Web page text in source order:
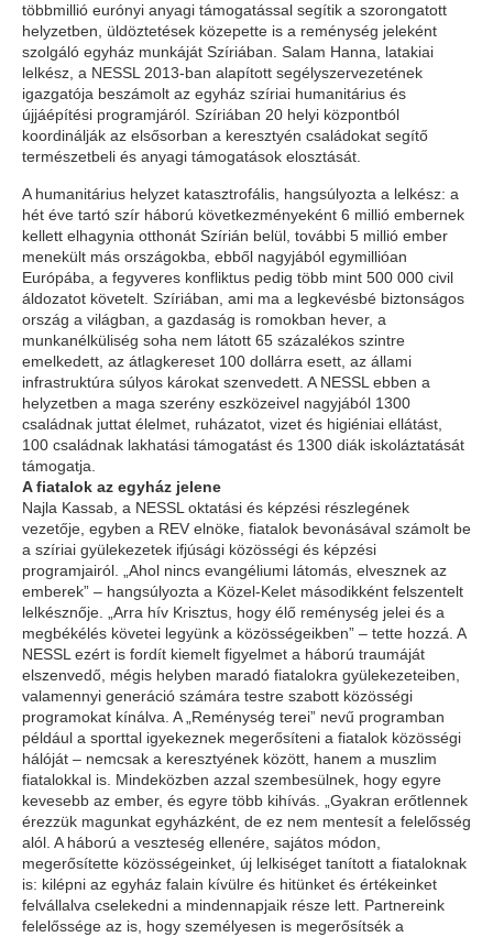
többmillió eurónyi anyagi támogatással segítik a szorongatott
helyzetben, üldöztetések közepette is a reménység jeleként
szolgáló egyház munkáját Szíriában. Salam Hanna, latakiai
lelkész, a NESSL 2013-ban alapított segélyszervezetének
igazgatója beszámolt az egyház szíriai humanitárius és
újjáépítési programjáról. Szíriában 20 helyi központból
koordinálják az elsősorban a keresztyén családokat segítő
természetbeli és anyagi támogatások elosztását.
A humanitárius helyzet katasztrofális, hangsúlyozta a lelkész: a
hét éve tartó szír háború következményeként 6 millió embernek
kellett elhagynia otthonát Szírián belül, további 5 millió ember
menekült más országokba, ebből nagyjából egymillióan
Európába, a fegyveres konfliktus pedig több mint 500 000 civil
áldozatot követelt. Szíriában, ami ma a legkevésbé biztonságos
ország a világban, a gazdaság is romokban hever, a
munkanélküliség soha nem látott 65 százalékos szintre
emelkedett, az átlagkereset 100 dollárra esett, az állami
infrastruktúra súlyos károkat szenvedett. A NESSL ebben a
helyzetben a maga szerény eszközeivel nagyjából 1300
családnak juttat élelmet, ruházatot, vizet és higiéniai ellátást,
100 családnak lakhatási támogatást és 1300 diák iskoláztatását
támogatja.
A fiatalok az egyház jelene
Najla Kassab, a NESSL oktatási és képzési részlegének
vezetője, egyben a REV elnöke, fiatalok bevonásával számolt be
a szíriai gyülekezetek ifjúsági közösségi és képzési
programjairól. „Ahol nincs evangéliumi látomás, elvesznek az
emberek” – hangsúlyozta a Közel-Kelet másodikként felszentelt
lelkésznője. „Arra hív Krisztus, hogy élő reménység jelei és a
megbékélés követei legyünk a közösségeikben” – tette hozzá. A
NESSL ezért is fordít kiemelt figyelmet a háború traumáját
elszenvedő, mégis helyben maradó fiatalokra gyülekezeteiben,
valamennyi generáció számára testre szabott közösségi
programokat kínálva. A „Reménység terei” nevű programban
például a sporttal igyekeznek megerősíteni a fiatalok közösségi
hálóját – nemcsak a keresztyének között, hanem a muszlim
fiatalokkal is. Mindeközben azzal szembesülnek, hogy egyre
kevesebb az ember, és egyre több kihívás. „Gyakran erőtlennek
érezzük magunkat egyházként, de ez nem mentesít a felelősség
alól. A háború a veszteség ellenére, sajátos módon,
megerősítette közösségeinket, új lelkiséget tanított a fiataloknak
is: kilépni az egyház falain kívülre és hitünket és értékeinket
felvállalva cselekedni a mindennapjaik része lett. Partnereink
felelőssége az is, hogy személyesen is megerősítsék a